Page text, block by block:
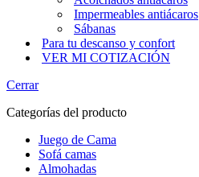
Impermeables antiácaros
Sábanas
Para tu descanso y confort
VER MI COTIZACIÓN
Cerrar
Categorías del producto
Juego de Cama
Sofá camas
Almohadas